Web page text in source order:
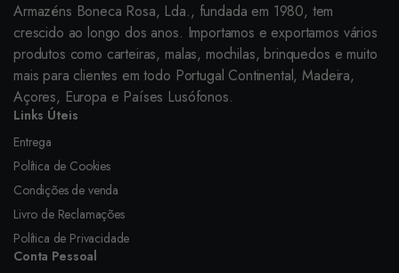
Armazéns Boneca Rosa, Lda., fundada em 1980, tem
crescido ao longo dos anos. Importamos e exportamos vários
produtos como carteiras, malas, mochilas, brinquedos e muito
mais para clientes em todo Portugal Continental, Madeira,
Açores, Europa e Países Lusófonos.
Links Úteis
Entrega
Política de Cookies
Condições de venda
Livro de Reclamações
Política de Privacidade
Conta Pessoal